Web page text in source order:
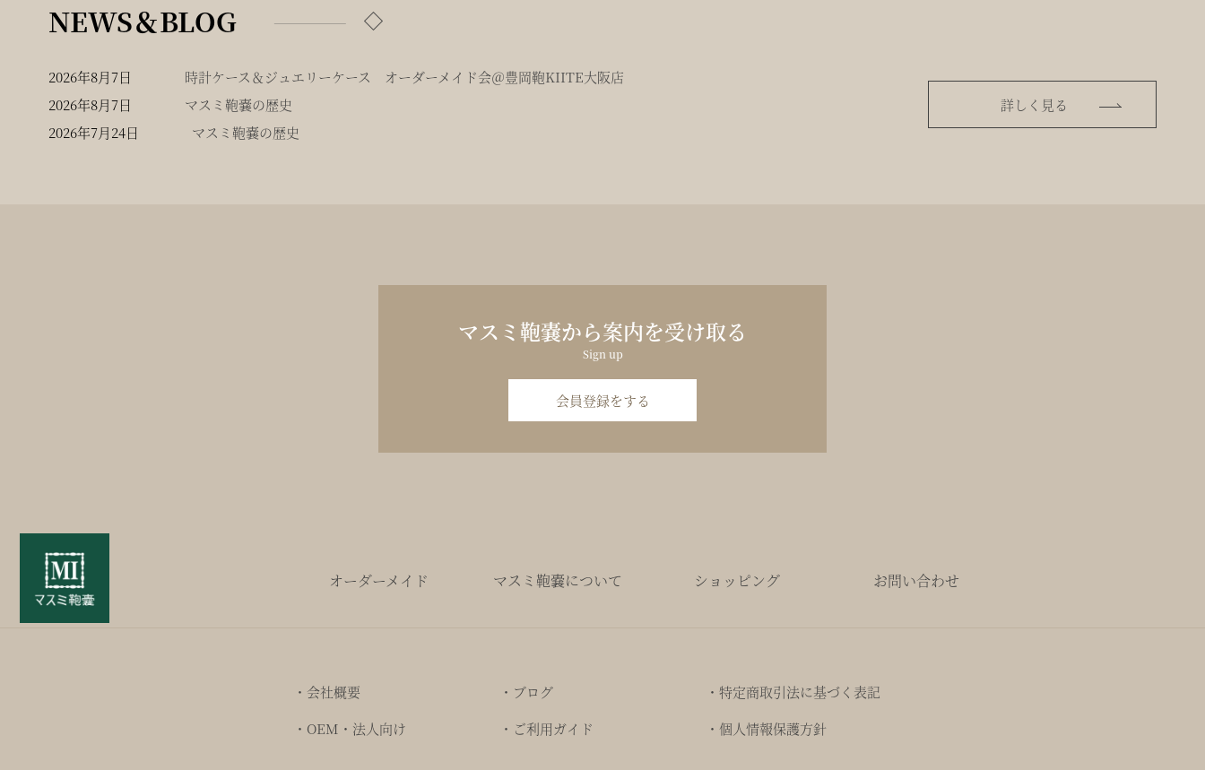
NEWS＆BLOG
2026年8月7日
時計ケース＆ジュエリーケース オーダーメイド会＠豊岡鞄KIITE大阪店
2026年8月7日
マスミ鞄嚢の歴史
2026年7月24日
マスミ鞄嚢の歴史
詳しく見る
マスミ鞄嚢から案内を受け取る
Sign up
会員登録をする
オーダーメイド マスミ鞄嚢について ショッピング お問い合わせ
・会社概要 ・ブログ
・特定商取引法に基づく表記
・OEM・法人向け
・ご利用ガイド ・個人情報保護方針